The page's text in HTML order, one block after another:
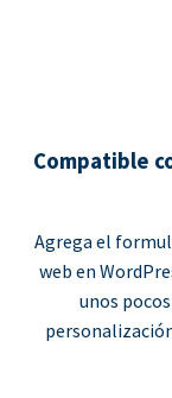
Compatible
Agrega el
web en
unos